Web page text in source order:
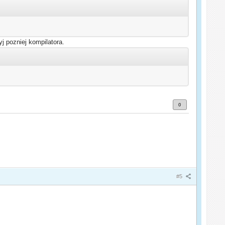
pozniej kompilatora.
0
#5